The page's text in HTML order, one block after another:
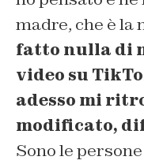
madre, che è la
fatto nulla di
video su
adesso mi
modificato,
Sono le